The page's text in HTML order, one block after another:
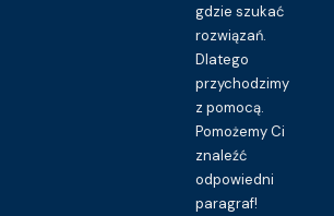
gdzie szukać
rozwiązań.
Dlatego
przychodzimy
z pomocą.
Pomożemy Ci
znaleźć
odpowiedni
paragraf!